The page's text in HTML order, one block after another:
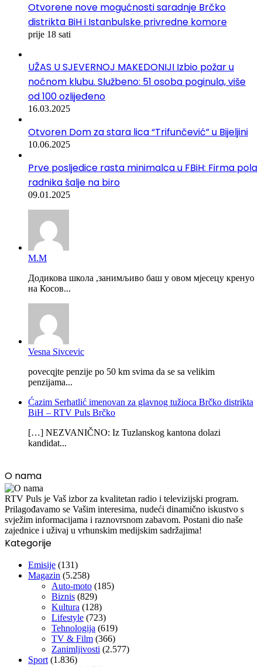
Otvorene nove mogućnosti saradnje Brčko
distrikta BiH i Istanbulske privredne komore
prije 18 sati
UŽAS U SJEVERNOJ MAKEDONIJI Izbio požar u
noćnom klubu. Službeno: 51 osoba poginula, više
od 100 ozlijeđeno
16.03.2025
Otvoren Dom za stara lica “Trifunčević” u Bijeljini
10.06.2025
Prve posljedice rasta minimalca u FBiH: Firma pola
radnika šalje na biro
09.01.2025
М.М
Додикова школа ,занимљиво баш у овом мјесецу кренуо
на Косов...
Vesna Sivcevic
povecqjte penzije po 50 km svima da se sa velikim
penzijama...
Ćazim Serhatlić imenovan za glavnog tužioca Brčko distrikta
BiH – RTV Puls Brčko
[…] NEZVANIČNO: Iz Tuzlanskog kantona dolazi
kandidat...
O nama
RTV Puls je Vaš izbor za kvalitetan radio i televizijski program.
Prilagođavamo se Vašim interesima, nudeći dinamično iskustvo s
svježim informacijama i raznovrsnom zabavom. Postani dio naše
zajednice i uživaj u vrhunskim medijskim sadržajima!
Kategorije
Emisije (131)
Magazin (5.258)
Auto-moto (185)
Biznis (829)
Kultura (128)
Lifestyle (723)
Tehnologija (619)
TV & Film (366)
Zanimljivosti (2.577)
Sport (1.836)